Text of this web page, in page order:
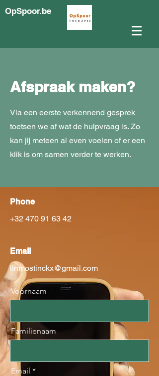
OpSpoor.be
Afspraak maken?
Via een eerste verkennend gesprek
toetsen we af wat de hulpvraag is. Zo
kan jij meteen al even voelen of er een
klik is om samen verder te werken.
Phone
+32 470 91 63 42
Email
linmostinckx@gmail.com
Voornaam
Familienaam
Email